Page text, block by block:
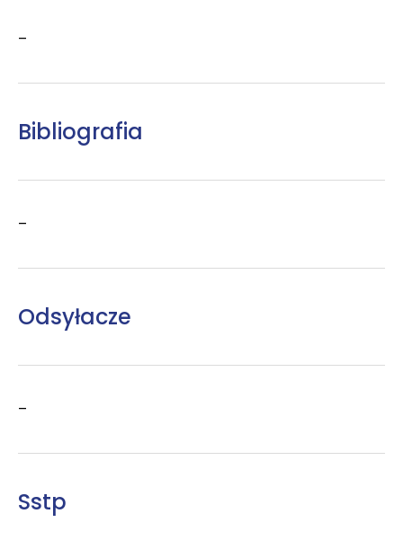
–
Bibliografia
–
Odsyłacze
–
Sstp